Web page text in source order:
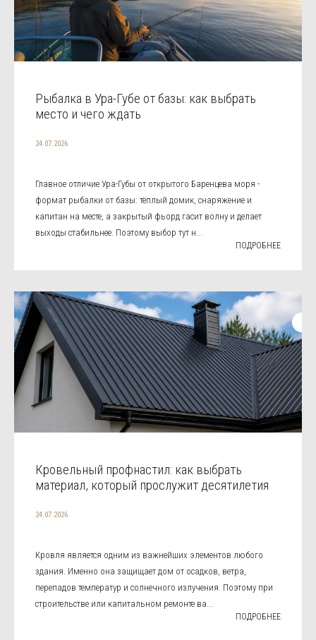
Рыбалка в Ура-Губе от базы: как выбрать
место и чего ждать
24.07.2026
Главное отличие Ура-Губы от открытого Баренцева моря -
формат рыбалки от базы: тёплый домик, снаряжение и
капитан на месте, а закрытый фьорд гасит волну и делает
выходы стабильнее. Поэтому выбор тут н...
ПОДРОБНЕЕ
Кровельный профнастил: как выбрать
материал, который прослужит десятилетия
24.07.2026
Кровля является одним из важнейших элементов любого
здания. Именно она защищает дом от осадков, ветра,
перепадов температур и солнечного излучения. Поэтому при
строительстве или капитальном ремонте ва...
ПОДРОБНЕЕ